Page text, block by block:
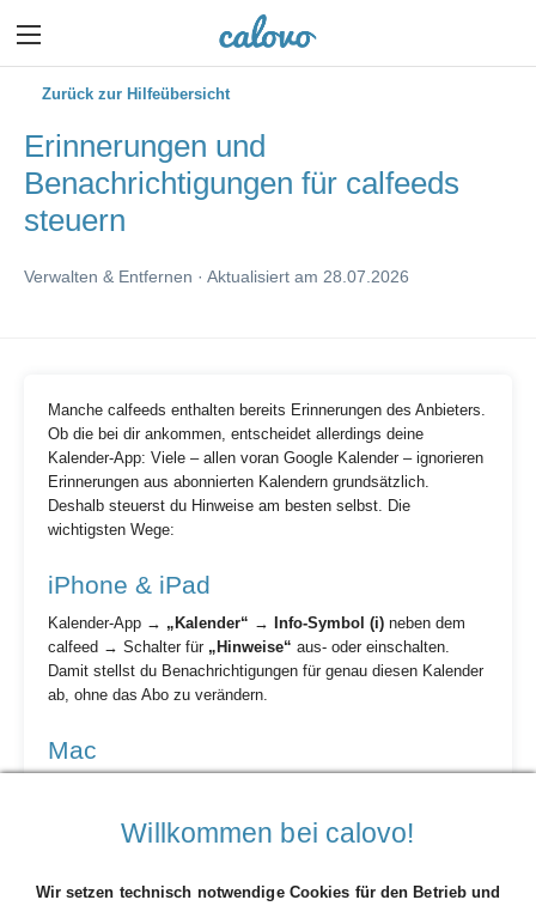
Zurück zur Hilfeübersicht
Erinnerungen und
Benachrichtigungen für calfeeds
steuern
Verwalten & Entfernen · Aktualisiert am 28.07.2026
Manche calfeeds enthalten bereits Erinnerungen des Anbieters.
Ob die bei dir ankommen, entscheidet allerdings deine
Kalender-App: Viele – allen voran Google Kalender – ignorieren
Erinnerungen aus abonnierten Kalendern grundsätzlich.
Deshalb steuerst du Hinweise am besten selbst. Die
wichtigsten Wege:
iPhone & iPad
Kalender-App → „Kalender“ → Info-Symbol (i) neben dem
calfeed → Schalter für „Hinweise“ aus- oder einschalten.
Damit stellst du Benachrichtigungen für genau diesen Kalender
ab, ohne das Abo zu verändern.
Mac
Erinnerungen aus dem calfeed kommen also gar nicht erst an.
→
„Informationen“ „Hinweise ignorieren“
Willkommen bei calovo!
Wir setzen technisch notwendige Cookies für den Betrieb und